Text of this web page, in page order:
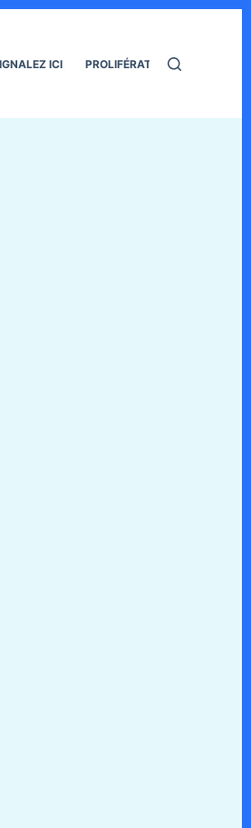
ICI PROLIFÉRATION DES RATS